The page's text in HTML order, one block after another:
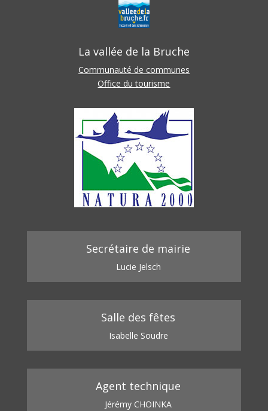
La vallée de la Bruche
Communauté de communes
Office du tourisme
Secrétaire de mairie
Lucie Jelsch
Salle des fêtes
Isabelle Soudre
Agent technique
Jérémy CHOINKA